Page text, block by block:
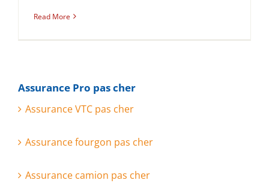
Read More
Assurance Pro pas cher
Assurance VTC pas cher
Assurance fourgon pas cher
Assurance camion pas cher